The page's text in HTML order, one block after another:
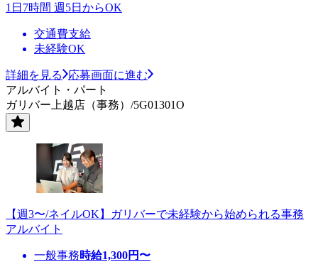
1日7時間 週5日からOK
交通費支給
未経験OK
詳細を見る
応募画面に進む
アルバイト・パート
ガリバー上越店（事務）/5G01301O
【週3〜/ネイルOK】ガリバーで未経験から始められる事務
アルバイト
一般事務時給1,300円〜